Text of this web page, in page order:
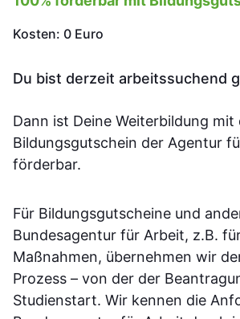
Kosten: 0 Euro
Du bist derzeit arbeitssuchend
Dann ist Deine Weiterbildung mit
Bildungsgutschein der Agentur
förderbar.
Für Bildungsgutscheine und
Bundesagentur für Arbeit, z.B.
Maßnahmen, übernehmen wir
Prozess – von der der
Studienstart. Wir kennen die